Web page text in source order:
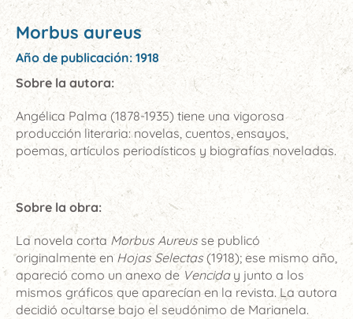
Morbus aureus
Año de publicación: 1918
Sobre la autora:
Angélica Palma (1878-1935) tiene una vigorosa
producción literaria: novelas, cuentos, ensayos,
poemas, artículos periodísticos y biografías noveladas.
Sobre la obra:
La novela corta Morbus Aureus se publicó
originalmente enHojas Selectas (1918); ese mismo año,
apareció como un anexo de Venciday junto a los
mismos gráficos que aparecían en la revista. La autora
decidió ocultarse bajo el seudónimo de Marianela.